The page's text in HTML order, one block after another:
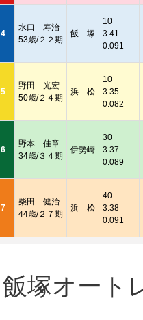
4
水口 寿治
53歳/２２期
飯 塚
10
3.41
0.091
5
野田 光宏
50歳/２４期
浜 松
10
3.35
0.082
6
野本 佳章
34歳/３４期
伊勢崎
30
3.37
0.089
7
柴田 健治
44歳/２７期
浜 松
40
3.38
0.091
飯塚オート